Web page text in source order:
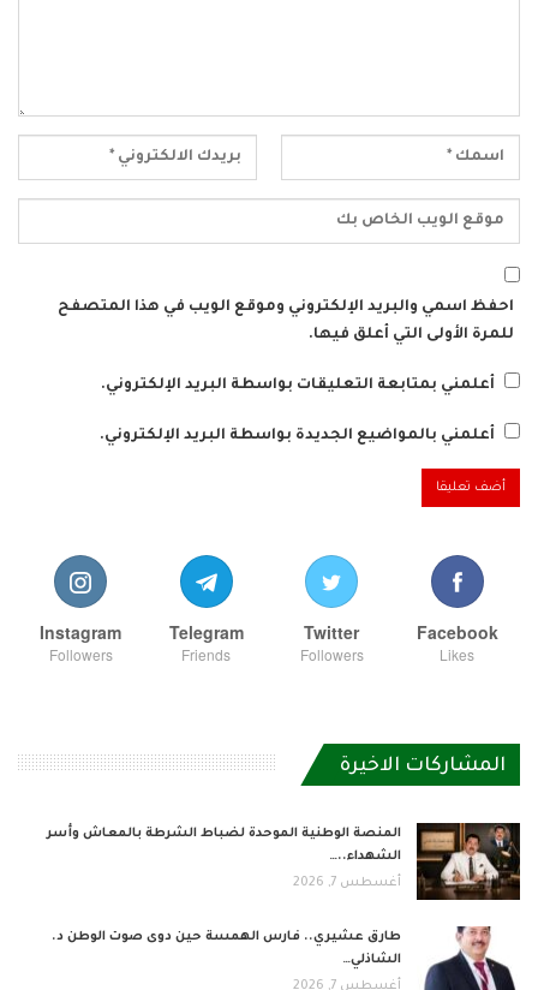
احفظ اسمي والبريد الإلكتروني وموقع الويب في هذا المتصفح
للمرة الأولى التي أعلق فيها.
أعلمني بمتابعة التعليقات بواسطة البريد الإلكتروني.
أعلمني بالمواضيع الجديدة بواسطة البريد الإلكتروني.
Facebook
Likes
Twitter
Followers
Telegram
Friends
Instagram
Followers
المشاركات الاخيرة
المنصة الوطنية الموحدة لضباط الشرطة بالمعاش وأسر
الشهداء..…
أغسطس 7, 2026
طارق عشيري.. فارس الهمسة حين دوى صوت الوطن د.
الشاذلي…
أغسطس 7, 2026